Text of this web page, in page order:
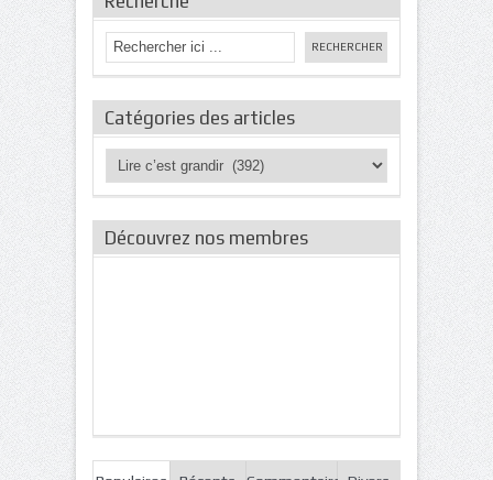
Catégories des articles
Catégories
des
Découvrez nos membres